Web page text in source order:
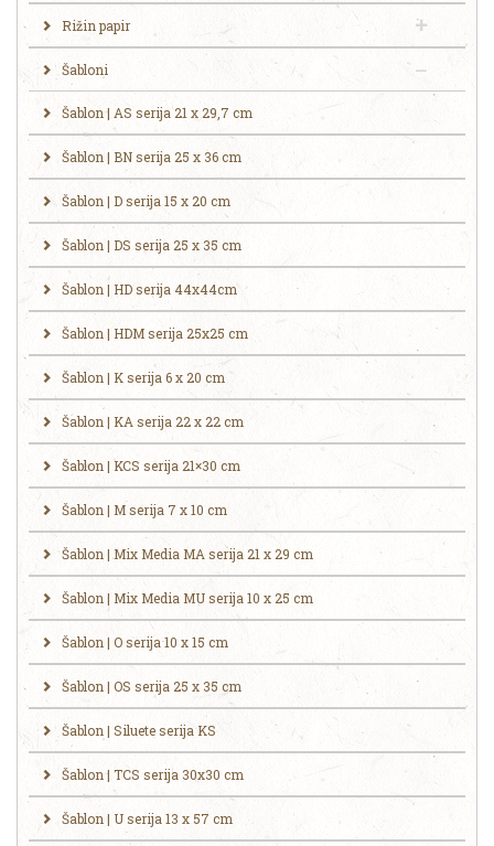
Rižin papir
Šabloni
Šablon | AS serija 21 x 29,7 cm
Šablon | BN serija 25 x 36 cm
Šablon | D serija 15 x 20 cm
Šablon | DS serija 25 x 35 cm
Šablon | HD serija 44x44cm
Šablon | HDM serija 25x25 cm
Šablon | K serija 6 x 20 cm
Šablon | KA serija 22 x 22 cm
Šablon | KCS serija 21×30 cm
Šablon | M serija 7 x 10 cm
Šablon | Mix Media MA serija 21 x 29 cm
Šablon | Mix Media MU serija 10 x 25 cm
Šablon | O serija 10 x 15 cm
Šablon | OS serija 25 x 35 cm
Šablon | Siluete serija KS
Šablon | TCS serija 30x30 cm
Šablon | U serija 13 x 57 cm